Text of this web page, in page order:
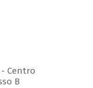
Centro
B